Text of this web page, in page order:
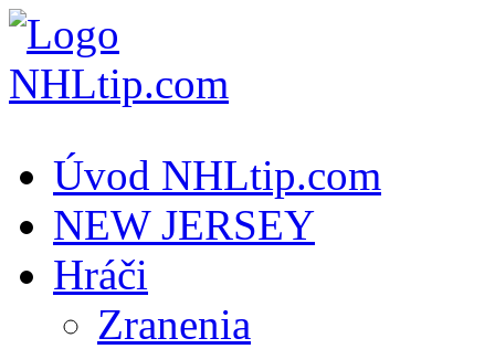
Úvod NHLtip.com
NEW JERSEY
Hráči
Zranenia